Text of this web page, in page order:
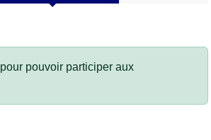
pour pouvoir participer aux